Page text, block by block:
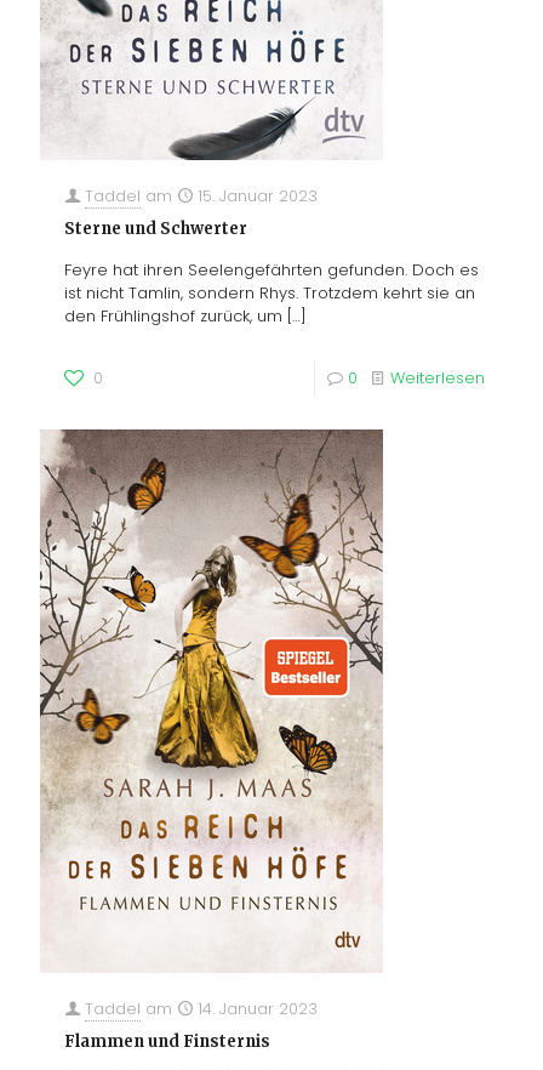
Taddel am 15. Januar 2023
Sterne und Schwerter
Feyre hat ihren Seelengefährten gefunden. Doch es
ist nicht Tamlin, sondern Rhys. Trotzdem kehrt sie an
den Frühlingshof zurück, um […]
0 0 Weiterlesen
Taddel am 14. Januar 2023
Flammen und Finsternis